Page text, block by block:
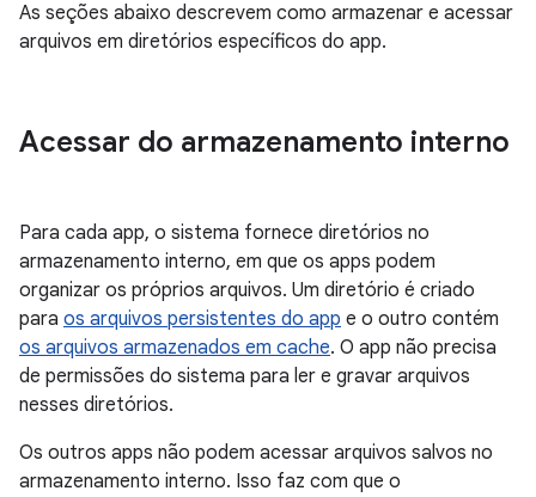
As seções abaixo descrevem como armazenar e acessar
arquivos em diretórios específicos do app.
Acessar do armazenamento interno
Para cada app, o sistema fornece diretórios no
armazenamento interno, em que os apps podem
organizar os próprios arquivos. Um diretório é criado
para os arquivos persistentes do app e o outro contém
os arquivos armazenados em cache. O app não precisa
de permissões do sistema para ler e gravar arquivos
nesses diretórios.
Os outros apps não podem acessar arquivos salvos no
armazenamento interno. Isso faz com que o